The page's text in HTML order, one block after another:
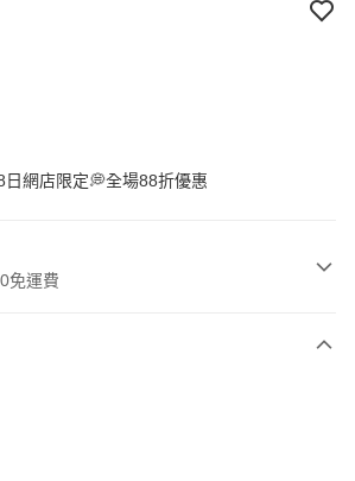
網店限定💭全場88折優惠
免運費